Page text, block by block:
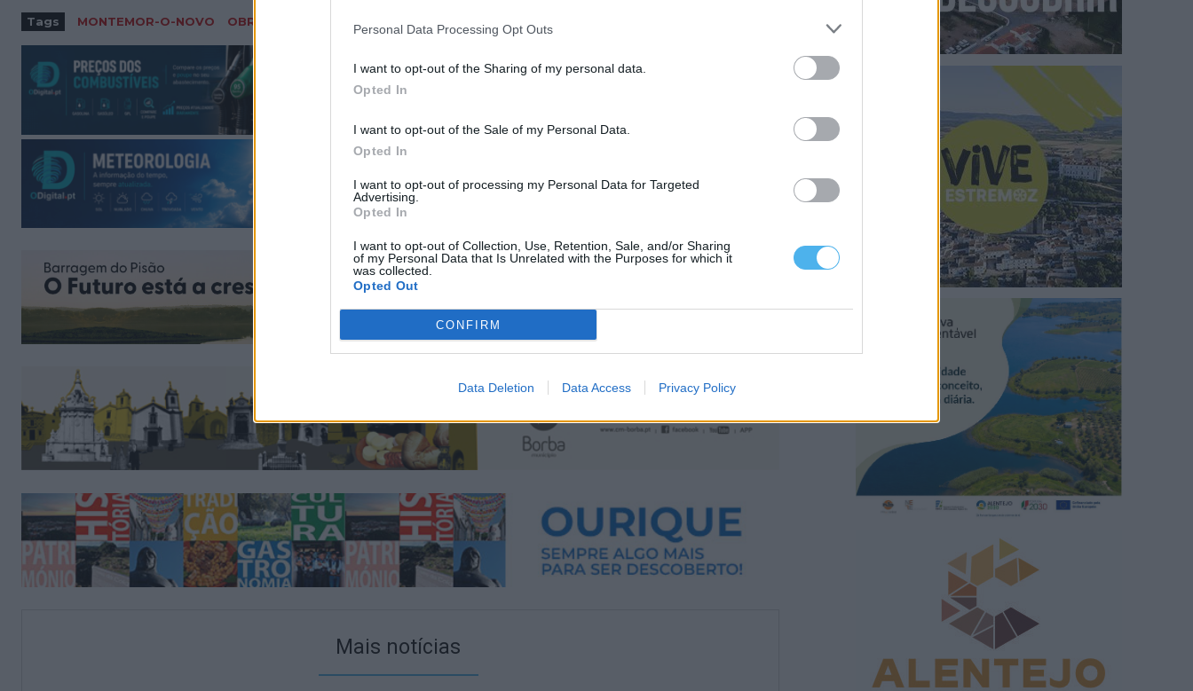
Personal Data Processing Opt Outs
I want to opt-out of the Sharing of my personal data.
Opted In
I want to opt-out of the Sale of my Personal Data.
Opted In
I want to opt-out of processing my Personal Data for Targeted
Advertising.
Opted In
I want to opt-out of Collection, Use, Retention, Sale, and/or Sharing
of my Personal Data that Is Unrelated with the Purposes for which it
was collected.
Opted Out
CONFIRM
Data Deletion Data Access Privacy Policy
Tags MONTEMOR-O-NOVO OBRAS
Mais notícias